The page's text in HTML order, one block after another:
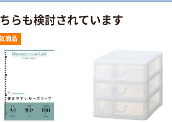
らも検討されています
商品